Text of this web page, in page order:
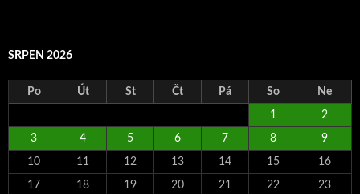
SRPEN 2026
Po Út St Čt Pá So Ne
1 2
3 4 5 6 7 8 9
10 11 12 13 14 15 16
17 18 19 20 21 22 23